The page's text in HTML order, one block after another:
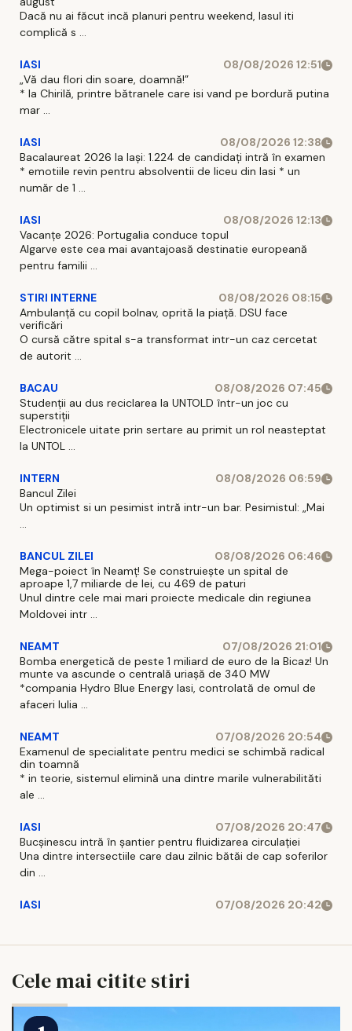
Dacă nu ai făcut incă planuri pentru weekend, Iasul iti
complică s ...
IASI
08/08/2026 12:51
„Vă dau flori din soare, doamnă!”
* la Chirilă, printre bătranele care isi vand pe bordură putina
mar ...
IASI
08/08/2026 12:38
Bacalaureat 2026 la Iași: 1.224 de candidați intră în examen
* emotiile revin pentru absolventii de liceu din Iasi * un
număr de 1 ...
IASI
08/08/2026 12:13
Vacanțe 2026: Portugalia conduce topul
Algarve este cea mai avantajoasă destinatie europeană
pentru familii ...
STIRI INTERNE
08/08/2026 08:15
Ambulanță cu copil bolnav, oprită la piață. DSU face
verificări
O cursă către spital s-a transformat intr-un caz cercetat
de autorit ...
BACAU
08/08/2026 07:45
Studenții au dus reciclarea la UNTOLD într-un joc cu
superstiții
Electronicele uitate prin sertare au primit un rol neasteptat
la UNTOL ...
INTERN
08/08/2026 06:59
Bancul Zilei
Un optimist si un pesimist intră intr-un bar. Pesimistul: „Mai
...
BANCUL ZILEI
08/08/2026 06:46
Mega-poiect în Neamț! Se construiește un spital de
aproape 1,7 miliarde de lei, cu 469 de paturi
Unul dintre cele mai mari proiecte medicale din regiunea
Moldovei intr ...
NEAMT
07/08/2026 21:01
Bomba energetică de peste 1 miliard de euro de la Bicaz! Un
munte va ascunde o centrală uriașă de 340 MW
*compania Hydro Blue Energy Iasi, controlată de omul de
afaceri Iulia ...
NEAMT
07/08/2026 20:54
Examenul de specialitate pentru medici se schimbă radical
din toamnă
* in teorie, sistemul elimină una dintre marile vulnerabilităti
ale ...
IASI
07/08/2026 20:47
Bucșinescu intră în șantier pentru fluidizarea circulației
Una dintre intersectiile care dau zilnic bătăi de cap soferilor
din ...
IASI 07/08/2026 20:42
Cele mai citite stiri